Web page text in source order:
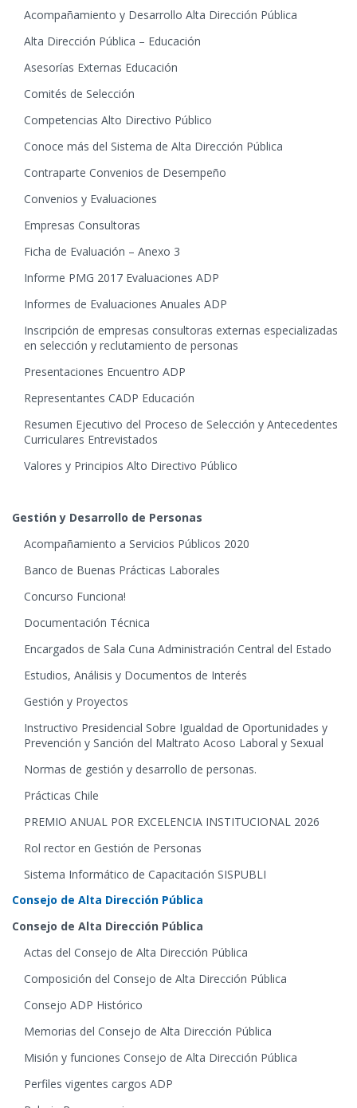
Acompañamiento y Desarrollo Alta Dirección Pública
Alta Dirección Pública – Educación
Asesorías Externas Educación
Comités de Selección
Competencias Alto Directivo Público
Conoce más del Sistema de Alta Dirección Pública
Contraparte Convenios de Desempeño
Convenios y Evaluaciones
Empresas Consultoras
Ficha de Evaluación – Anexo 3
Informe PMG 2017 Evaluaciones ADP
Informes de Evaluaciones Anuales ADP
Inscripción de empresas consultoras externas especializadas
en selección y reclutamiento de personas
Presentaciones Encuentro ADP
Representantes CADP Educación
Resumen Ejecutivo del Proceso de Selección y Antecedentes
Curriculares Entrevistados
Valores y Principios Alto Directivo Público
Gestión y Desarrollo de Personas
Acompañamiento a Servicios Públicos 2020
Banco de Buenas Prácticas Laborales
Concurso Funciona!
Documentación Técnica
Encargados de Sala Cuna Administración Central del Estado
Estudios, Análisis y Documentos de Interés
Gestión y Proyectos
Instructivo Presidencial Sobre Igualdad de Oportunidades y
Prevención y Sanción del Maltrato Acoso Laboral y Sexual
Normas de gestión y desarrollo de personas.
Prácticas Chile
PREMIO ANUAL POR EXCELENCIA INSTITUCIONAL 2026
Rol rector en Gestión de Personas
Sistema Informático de Capacitación SISPUBLI
Consejo de Alta Dirección Pública
Consejo de Alta Dirección Pública
Actas del Consejo de Alta Dirección Pública
Composición del Consejo de Alta Dirección Pública
Consejo ADP Histórico
Memorias del Consejo de Alta Dirección Pública
Misión y funciones Consejo de Alta Dirección Pública
Perfiles vigentes cargos ADP